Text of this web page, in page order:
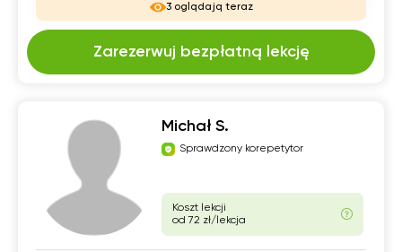
3 oglądają teraz
Zarezerwuj bezpłatną lekcję
Michał S.
Sprawdzony korepetytor
Koszt lekcji
od 72 zł/lekcja